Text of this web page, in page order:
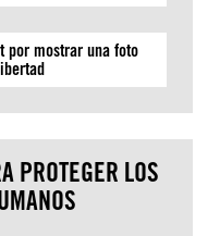
por mostrar una foto
PROTEGER LOS